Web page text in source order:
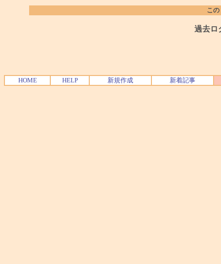
こ
過去ロ
HOME HELP 新規作成 新着記事